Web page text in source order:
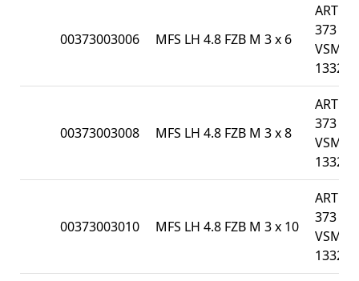
00373003006 MFS LH 4.8 FZB M 3 x 6
ART
373 /
VSM
13328
00373003008 MFS LH 4.8 FZB M 3 x 8
ART
373 /
VSM
13328
00373003010 MFS LH 4.8 FZB M 3 x 10
ART
373 /
VSM
13328